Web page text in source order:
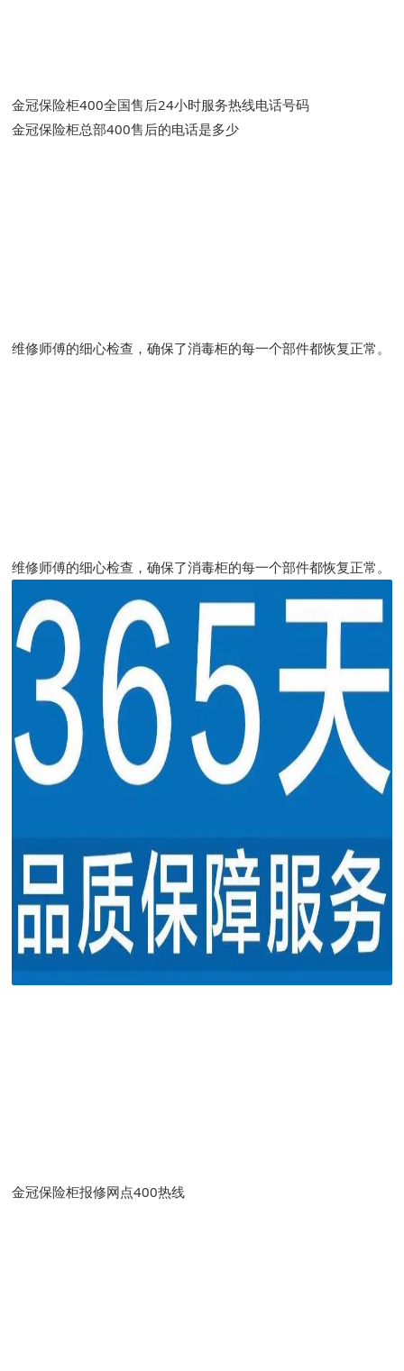
金冠保险柜400全国售后24小时服务热线电话号码
金冠保险柜总部400售后的电话是多少
维修师傅的细心检查，确保了消毒柜的每一个部件都恢复正常。
维修师傅的细心检查，确保了消毒柜的每一个部件都恢复正常。
金冠保险柜报修网点400热线